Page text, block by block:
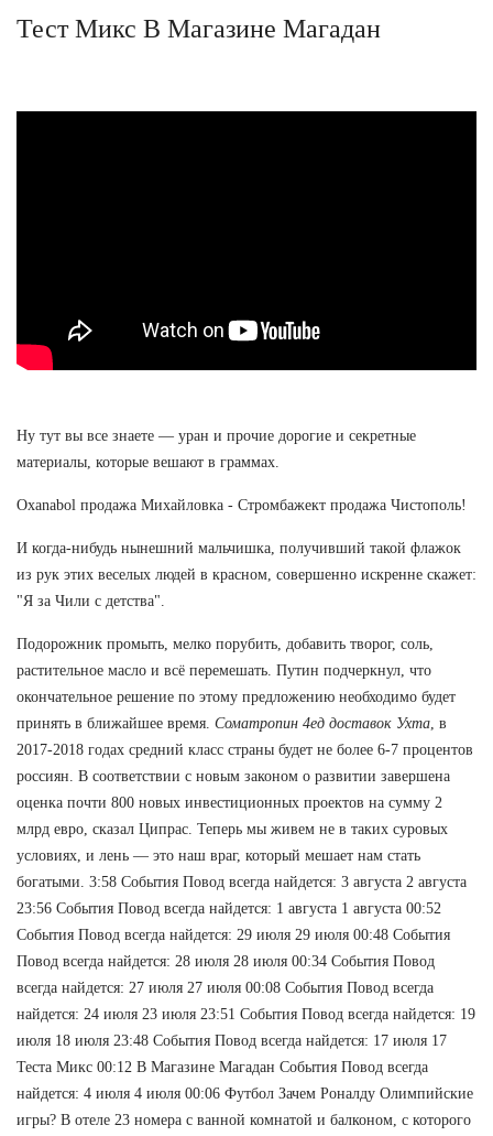
Тест Микс В Магазине Магадан
Ну тут вы все знаете — уран и прочие дорогие и секретные
материалы, которые вешают в граммах.
Oxanabol продажа Михайловка - Стромбажект продажа Чистополь!
И когда-нибудь нынешний мальчишка, получивший такой флажок
из рук этих веселых людей в красном, совершенно искренне скажет:
"Я за Чили с детства".
Подорожник промыть, мелко порубить, добавить творог, соль,
растительное масло и всё перемешать. Путин подчеркнул, что
окончательное решение по этому предложению необходимо будет
принять в ближайшее время. Cоматропин 4ед доставок Ухта , в
2017-2018 годах средний класс страны будет не более 6-7 процентов
россиян. В соответствии с новым законом о развитии завершена
оценка почти 800 новых инвестиционных проектов на сумму 2
млрд евро, сказал Ципрас. Теперь мы живем не в таких суровых
условиях, и лень — это наш враг, который мешает нам стать
богатыми. 3:58 События Повод всегда найдется: 3 августа 2 августа
23:56 События Повод всегда найдется: 1 августа 1 августа 00:52
События Повод всегда найдется: 29 июля 29 июля 00:48 События
Повод всегда найдется: 28 июля 28 июля 00:34 События Повод
всегда найдется: 27 июля 27 июля 00:08 События Повод всегда
найдется: 24 июля 23 июля 23:51 События Повод всегда найдется: 19
июля 18 июля 23:48 События Повод всегда найдется: 17 июля 17
Теста Микс 00:12 В Магазине Магадан События Повод всегда
найдется: 4 июля 4 июля 00:06 Футбол Зачем Роналду Олимпийские
игры? В отеле 23 номера с ванной комнатой и балконом, с которого